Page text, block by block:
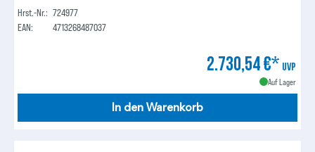
Hrst.-Nr.: 724977
EAN:
4713268487037
2.730,54 €* UVP
Auf Lager
In den Warenkorb